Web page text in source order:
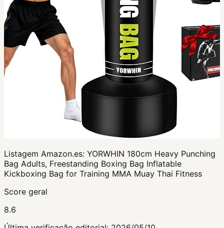
Listagem Amazon.es: YORWHIN 180cm Heavy Punching
Bag Adults, Freestanding Boxing Bag Inflatable
Kickboxing Bag for Training MMA Muay Thai Fitness
Score geral
8.6